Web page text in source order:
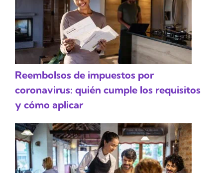
Reembolsos de impuestos por
coronavirus: quién cumple los requisitos
y cómo aplicar